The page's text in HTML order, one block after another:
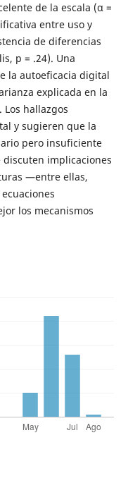
de la escala (α =
entre uso y
de diferencias
p = .24). Una
la autoeficacia digital
explicada en la
Los hallazgos
y sugieren que la
pero insuficiente
implicaciones
—entre ellas,
los mecanismos